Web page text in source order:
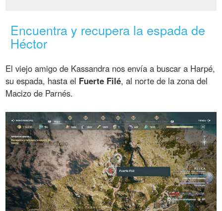
Encuentra y recupera la espada de
Héctor
El viejo amigo de Kassandra nos envía a buscar a Harpé,
su espada, hasta el Fuerte Filé, al norte de la zona del
Macizo de Parnés.